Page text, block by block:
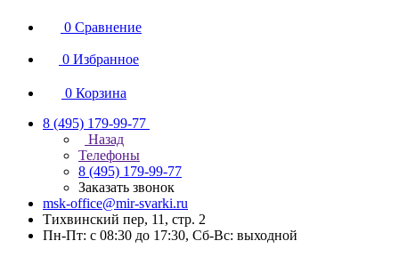
0 Сравнение
0 Избранное
0 Корзина
8 (495) 179-99-77
Назад
Телефоны
8 (495) 179-99-77
Заказать звонок
msk-office@mir-svarki.ru
Тихвинский пер, 11, стр. 2
Пн-Пт: с 08:30 до 17:30, Сб-Вс: выходной